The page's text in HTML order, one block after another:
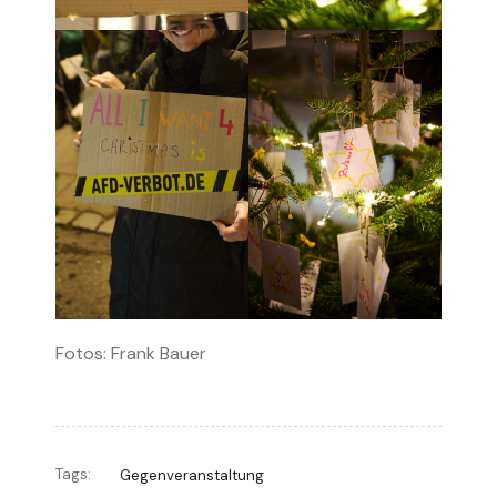
Fotos: Frank Bauer
Tags: Gegenveranstaltung